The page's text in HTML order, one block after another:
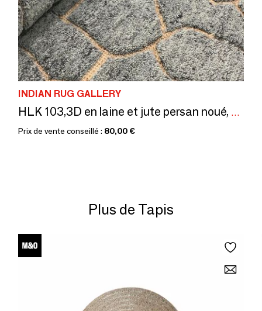
INDIAN RUG GALLERY
HLK 103,3D en laine et jute persan noué, poil haut et bas, ignifuge et
Prix de vente conseillé : 80,00 €
Plus de Tapis